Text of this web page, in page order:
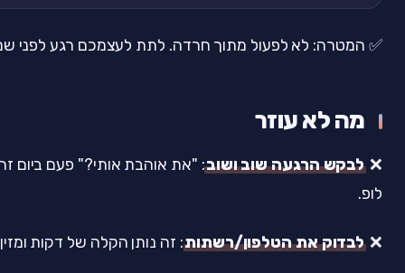
✅ המטרה: לא לפעול מתוך חרדה. לתת לעצמכם רגע לפני
מה לא עוזר
❌לבקש הרגעה שוב ושוב
לופ.
❌לבדוק את הטלפון/רשתות: זה נותן הקלה של דקות